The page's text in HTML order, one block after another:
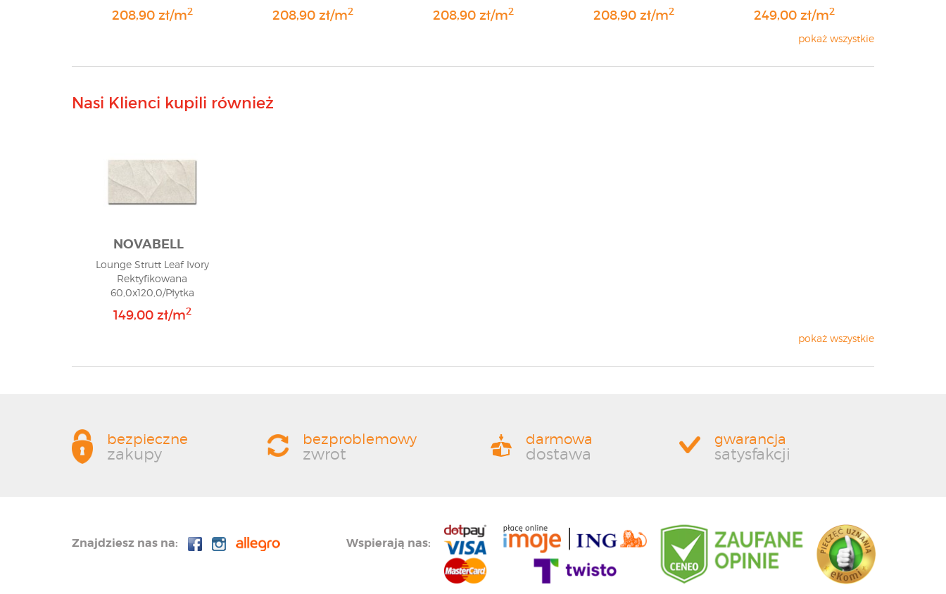
Gresowa/GAT 1
208,90 zł/m2
Gresowa/GAT 1
208,90 zł/m2
Gresowa/GAT 1
208,90 zł/m2
Gresowa/GAT 1
208,90 zł/m2
Gresowa/GAT 1
249,00 zł/m2
pokaż wszystkie
Nasi Klienci kupili również
NOVABELL
Lounge Strutt Leaf Ivory
Rektyfikowana
60,0x120,0/Płytka
Gresowa/GAT 1
149,00 zł/m2
pokaż wszystkie
bezpieczne
zakupy
bezproblemowy
zwrot
darmowa
dostawa
gwarancja
satysfakcji
Wspierają nas:
Znajdziesz nas na: